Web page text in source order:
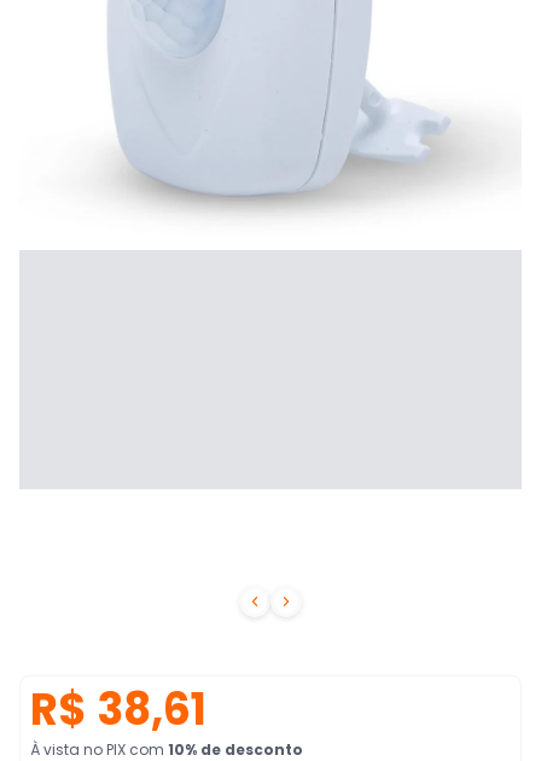
 
R$ 38,61
À vista no PIX com 10% de desconto